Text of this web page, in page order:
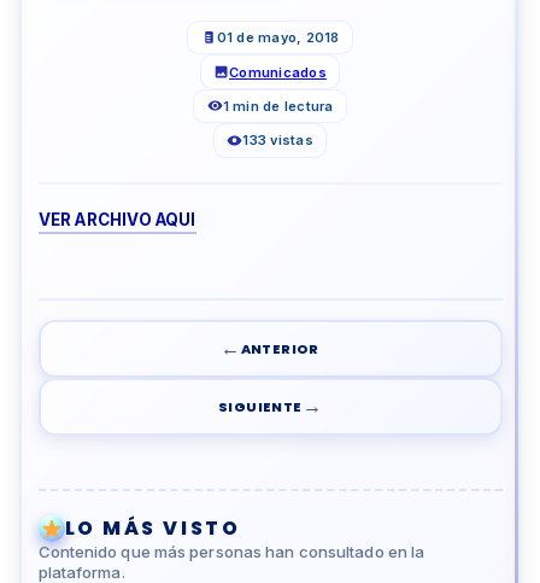
01 de mayo, 2018
Comunicados
1 min de lectura
133 vistas
VER ARCHIVO AQUI
← ANTERIOR
SIGUIENTE →
LO MÁS VISTO
Contenido que más personas han consultado en la
plataforma.